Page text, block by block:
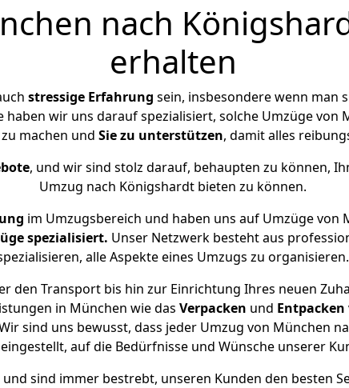
nach
erhalten
stressige Erfahrung sein, insbesondere wenn man
wir uns darauf spezialisiert, solche Umzüge von
machen und Sie zu unterstützen, damit alles
, und wir sind stolz darauf, behaupten zu können,
Umzug nach Königshardt bieten zu können.
im Umzugsbereich und haben uns auf Umzüge
spezialisiert. Unser Netzwerk besteht aus
alle Aspekte eines Umzugs zu organisieren.
den Transport bis hin zur Einrichtung Ihres neuen
in München wie das Verpacken und Entpacken
sind uns bewusst, dass jeder Umzug von München
auf die Bedürfnisse und Wünsche unserer
und sind immer bestrebt, unseren Kunden den besten